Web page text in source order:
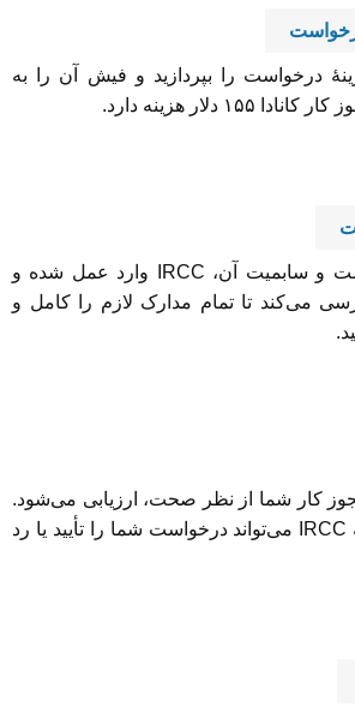
درخواست را بپردازید و فیش آن را به
پس از تکمیل درخواست و سابمیت آن، IRCC وارد عمل شده و
می‌کند تا تمام مدارک لازم را کامل و
کار شما از نظر صحت، ارزیابی می‌شود.
این مرحله‌ای است که IRCC می‌تواند درخواست شما را تأیید یا رد